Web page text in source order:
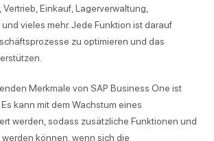
Einkauf, Lagerverwaltung,
vieles mehr. Jede Funktion ist darauf
zu optimieren und das
Merkmale von SAP Business One ist
kann mit dem Wachstum eines
werden, sodass zusätzliche Funktionen und
können, wenn sich die